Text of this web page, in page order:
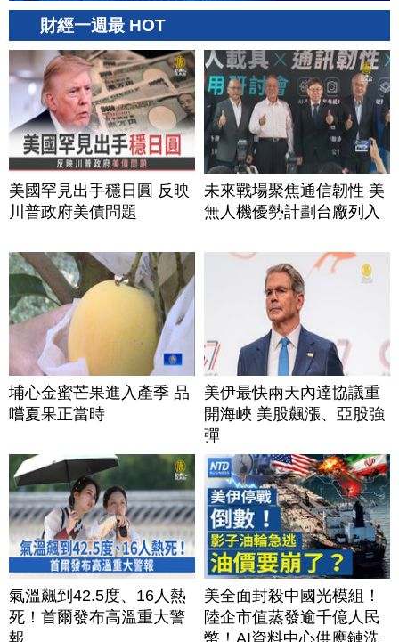
財經一週最 HOT
美國罕見出手穩日圓 反映
川普政府美債問題
未來戰場聚焦通信韌性 美
無人機優勢計劃台廠列入
埔心金蜜芒果進入產季 品
嚐夏果正當時
美伊最快兩天內達協議重
開海峽 美股飆漲、亞股強
彈
氣溫飆到42.5度、16人熱
死！首爾發布高溫重大警
報
美全面封殺中國光模組！
陸企市值蒸發逾千億人民
幣！AI資料中心供應鏈洗